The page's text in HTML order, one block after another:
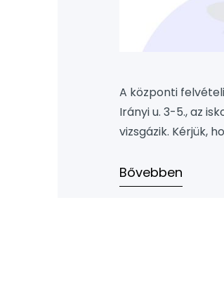
A központi
Irányi u. 3-5., az
vizsgázik. Kérjük,
megírása
Bővebben